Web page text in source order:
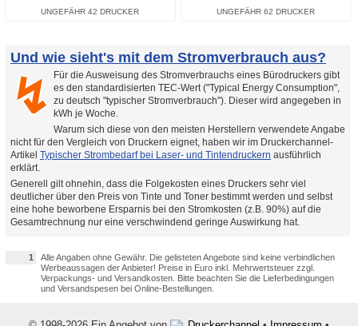
Und wie sieht's mit dem Stromverbrauch aus?
↯
Für die Ausweisung des Stromverbrauchs eines Bürodruckers gibt
es den standardisierten TEC-Wert ("Typical Energy Consumption",
zu deutsch "typischer Stromverbrauch"). Dieser wird angegeben in
kWh je Woche.
Warum sich diese von den meisten Herstellern verwendete Angabe
nicht für den Vergleich von Druckern eignet, haben wir im Druckerchannel-
Artikel Typischer Strombedarf bei Laser- und Tintendruckern ausführlich
erklärt.
Generell gilt ohnehin, dass die Folgekosten eines Druckers sehr viel
deutlicher über den Preis von Tinte und Toner bestimmt werden und selbst
eine hohe beworbene Ersparnis bei den Stromkosten (z.B. 90%) auf die
Gesamtrechnung nur eine verschwindend geringe Auswirkung hat.
1
Alle Angaben ohne Gewähr. Die gelisteten Angebote sind keine verbindlichen
Werbeaussagen der Anbieter! Preise in Euro inkl. Mehrwertsteuer zzgl.
Verpackungs- und Versandkosten. Bitte beachten Sie die Lieferbedingungen
und Versandspesen bei Online-Bestellungen.